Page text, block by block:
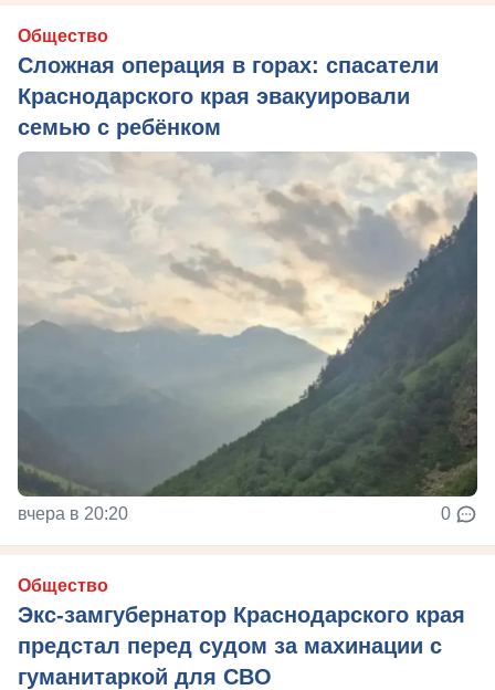
Общество
Сложная операция в горах: спасатели
Краснодарского края эвакуировали
семью с ребёнком
вчера в 20:20 0
Общество
Экс-замгубернатор Краснодарского края
предстал перед судом за махинации с
гуманитаркой для СВО